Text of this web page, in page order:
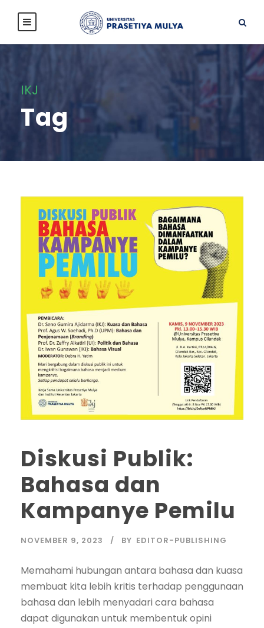
IKJ
Tag
Diskusi Publik:
Bahasa dan
Kampanye Pemilu
NOVEMBER 9, 2023 BY EDITOR-PUBLISHING
Memahami hubungan antara bahasa dan kuasa
membuat kita lebih kritis terhadap penggunaan
bahasa dan lebih menyadari cara bahasa
dapat digunakan untuk membentuk opini